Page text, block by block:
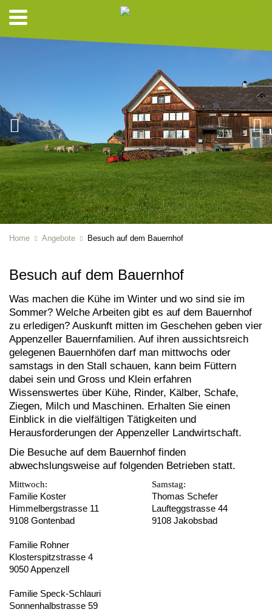
Home Angebote Besuch auf dem Bauernhof
Besuch auf dem Bauernhof
Was machen die Kühe im Winter und wo sind sie im
Sommer? Welche Arbeiten gibt es auf dem Bauernhof
zu erledigen? Auskunft mitten im Geschehen geben vier
Appenzeller Bauernfamilien. Auf ihren aussichtsreich
gelegenen Bauernhöfen darf man mittwochs oder
samstags in den Stall schauen, kann beim Füttern
dabei sein und Gross und Klein erfahren
Wissenswertes über Kühe, Rinder, Kälber, Schafe,
Ziegen, Milch und Maschinen. Erhalten Sie einen
Einblick in die vielfältigen Tätigkeiten und
Herausforderungen der Appenzeller Landwirtschaft.
Die Besuche auf dem Bauernhof finden
abwechslungsweise auf folgenden Betrieben statt.
Mittwoch: Samstag:
Familie Koster
Himmelbergstrasse 11
9108 Gontenbad
Thomas Schefer
Laufteggstrasse 44
9108 Jakobsbad
Familie Rohner
Klosterspitzstrasse 4
9050 Appenzell
Familie Speck-Schlauri
Sonnenhalbstrasse 59